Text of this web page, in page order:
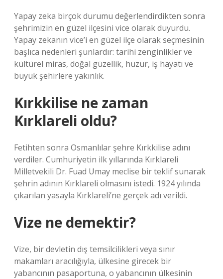
Yapay zeka birçok durumu değerlendirdikten sonra
şehrimizin en güzel ilçesini vice olarak duyurdu.
Yapay zekanın vice’i en güzel ilçe olarak seçmesinin
başlıca nedenleri şunlardır: tarihi zenginlikler ve
kültürel miras, doğal güzellik, huzur, iş hayatı ve
büyük şehirlere yakınlık.
Kırkkilise ne zaman
Kırklareli oldu?
Fetihten sonra Osmanlılar şehre Kırkkilise adını
verdiler. Cumhuriyetin ilk yıllarında Kırklareli
Milletvekili Dr. Fuad Umay meclise bir teklif sunarak
şehrin adının Kırklareli olmasını istedi. 1924 yılında
çıkarılan yasayla Kırklareli’ne gerçek adı verildi.
Vize ne demektir?
Vize, bir devletin dış temsilcilikleri veya sınır
makamları aracılığıyla, ülkesine girecek bir
yabancının pasaportuna, o yabancının ülkesinin